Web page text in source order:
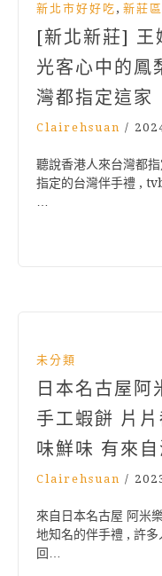
新北市好好吃 , 新莊區
[新北新莊] 王
光客心中的鳳
灣都指定這家
Clairehsuan /
聽說香港人來台灣都
指定的台灣伴手禮 ,
未分類
日本名古屋阿
手工蝦餅 片
味鮮味 有來
Clairehsuan /
來自日本名古屋 阿米
地知名的伴手禮 , 許
回…